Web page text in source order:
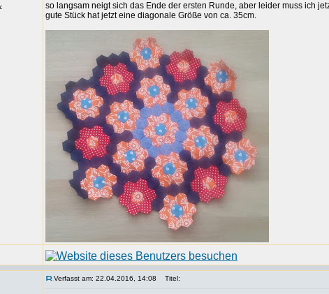
so langsam neigt sich das Ende der ersten Runde, aber leider muss ich
gute Stück hat jetzt eine diagonale Größe von ca. 35cm.
Verfasst am: 22.04.2016, 14:08 Titel: